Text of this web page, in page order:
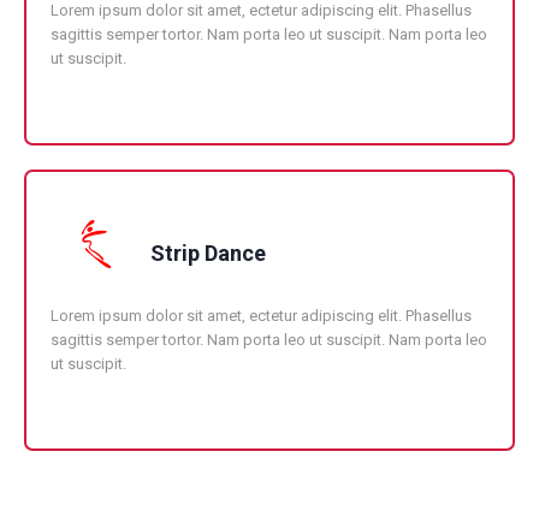
Lorem ipsum dolor sit amet, ectetur adipiscing elit. Phasellus
sagittis semper tortor. Nam porta leo ut suscipit. Nam porta leo
ut suscipit.
Strip Dance
Lorem ipsum dolor sit amet, ectetur adipiscing elit. Phasellus
sagittis semper tortor. Nam porta leo ut suscipit. Nam porta leo
ut suscipit.